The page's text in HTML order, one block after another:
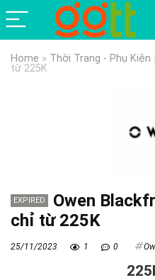
Home » Thời Trang - Phụ Kiện
từ 225K
EXPIRED
Owen
chỉ từ 225K
25/11/2023 1 0